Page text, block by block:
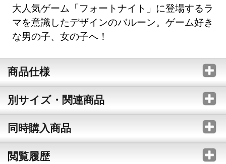
大人気ゲーム「フォートナイト」に登場するラ
マを意識したデザインのバルーン。ゲーム好き
な男の子、女の子へ！
商品仕様
別サイズ・関連商品
同時購入商品
閲覧履歴